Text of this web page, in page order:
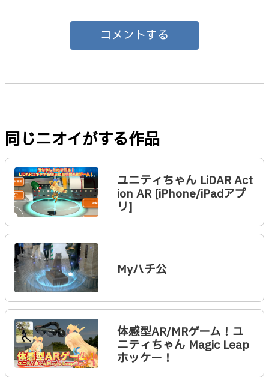
コメントする
同じニオイがする作品
ユニティちゃん LiDAR Act
ion AR [iPhone/iPadアプ
リ]
Myハチ公
体感型AR/MRゲーム！ユ
ニティちゃん Magic Leap
ホッケー！